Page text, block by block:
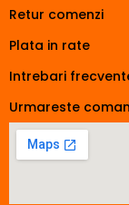
Retur comenzi
Plata in rate
Intrebari
Urmareste